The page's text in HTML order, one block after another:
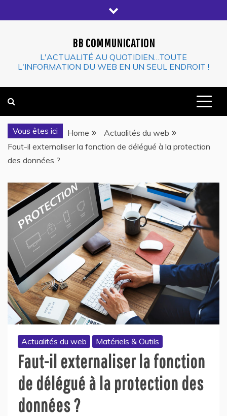
to
BB COMMUNICATION
L'ACTUALITÉ AU QUOTIDIEN…TOUTE
L'INFORMATION DU WEB EN UN SEUL ENDROIT !
Vous êtes ici Home
Actualités du web
Faut-il externaliser la fonction de délégué à la protection
des données ?
Actualités du web Matériels & Outils
Faut-il externaliser la fonction
de délégué à la protection des
données ?